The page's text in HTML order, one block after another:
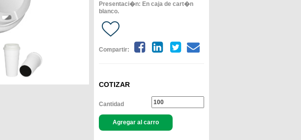
Presentaci�n: En caja de cart�n
blanco.
Compartir:
COTIZAR
Cantidad
Agregar al carro